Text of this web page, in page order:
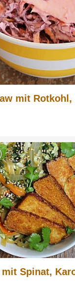
mit Rotkohl,
Spinat,